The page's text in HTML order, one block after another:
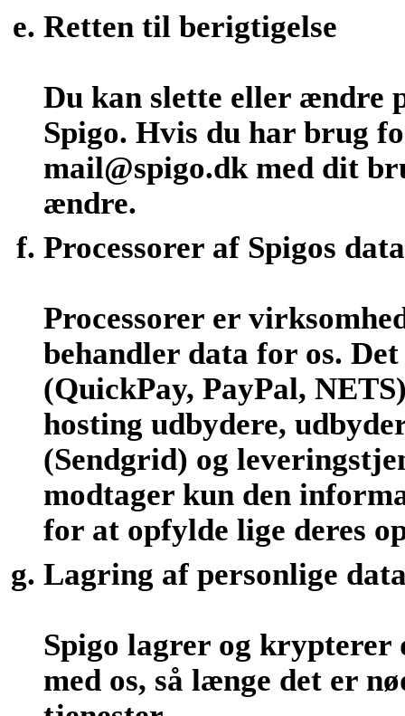
Retten til berigtigelse
Du kan slette eller ændre
Spigo. Hvis du har brug
mail@spigo.dk med dit
ændre.
Processorer af Spigos data
Processorer er
behandler data for os.
(QuickPay, PayPal,
hosting udbydere,
(Sendgrid) og
modtager kun den
for at opfylde lige deres
Lagring af personlige
Spigo lagrer og krypterer
med os, så længe det er